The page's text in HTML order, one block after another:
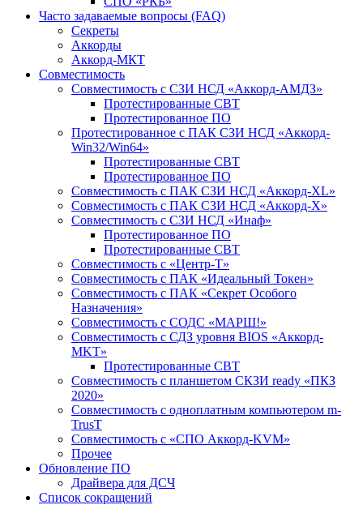
Часто задаваемые вопросы (FAQ)
Секреты
Аккорды
Аккорд-МКТ
Совместимость
Совместимость с СЗИ НСД «Аккорд-АМДЗ»
Протестированные СВТ
Протестированное ПО
Протестированное с ПАК СЗИ НСД «Аккорд-
Win32/Win64»
Протестированные СВТ
Протестированное ПО
Совместимость с ПАК СЗИ НСД «Аккорд-ХL»
Совместимость с ПАК СЗИ НСД «Аккорд-Х»
Совместимость с СЗИ НСД «Инаф»
Протестированное ПО
Протестированные СВТ
Совместимость с «Центр-Т»
Совместимость с ПАК «Идеальный Токен»
Совместимость с ПАК «Секрет Особого
Назначения»
Cовместимость с СОДС «МАРШ!»
Совместимость с СДЗ уровня BIOS «Аккорд-
MKT»
Протестированные СВТ
Совместимость с планшетом СКЗИ ready «ПКЗ
2020»
Совместимость с одноплатным компьютером m-
TrusT
Совместимость с «СПО Аккорд-KVM»
Прочее
Обновление ПО
Драйвера для ДСЧ
Список сокращений